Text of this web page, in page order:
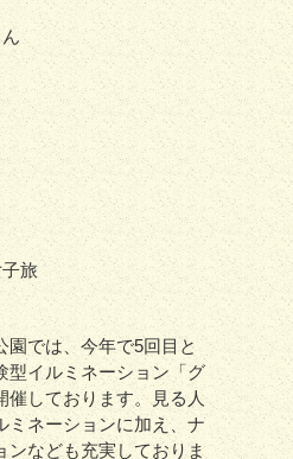
旅
園では、今年で5回目と
型イルミネーション「グ
催しております。見る人
ミネーションに加え、ナ
ンなども充実しておりま